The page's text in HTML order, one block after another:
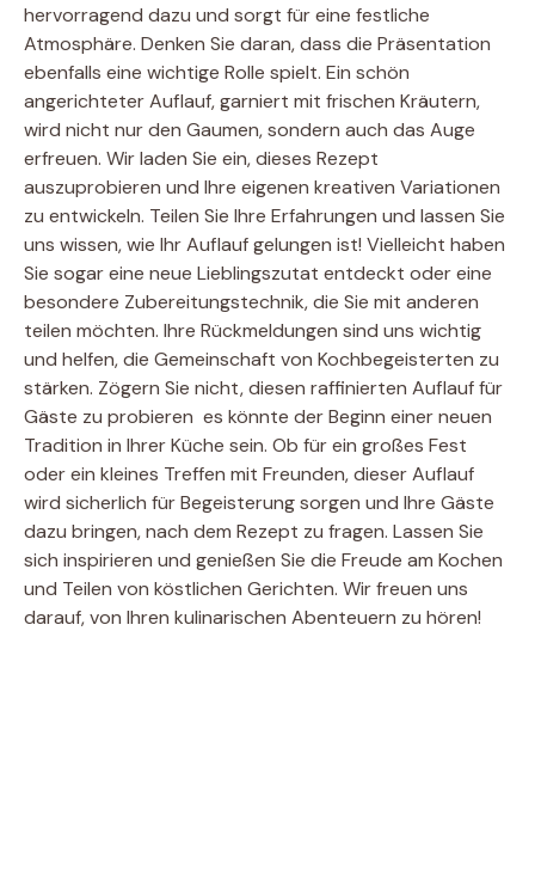
hervorragend dazu und sorgt für eine festliche
Atmosphäre. Denken Sie daran, dass die Präsentation
ebenfalls eine wichtige Rolle spielt. Ein schön
angerichteter Auflauf, garniert mit frischen Kräutern,
wird nicht nur den Gaumen, sondern auch das Auge
erfreuen. Wir laden Sie ein, dieses Rezept
auszuprobieren und Ihre eigenen kreativen Variationen
zu entwickeln. Teilen Sie Ihre Erfahrungen und lassen Sie
uns wissen, wie Ihr Auflauf gelungen ist! Vielleicht haben
Sie sogar eine neue Lieblingszutat entdeckt oder eine
besondere Zubereitungstechnik, die Sie mit anderen
teilen möchten. Ihre Rückmeldungen sind uns wichtig
und helfen, die Gemeinschaft von Kochbegeisterten zu
stärken. Zögern Sie nicht, diesen raffinierten Auflauf für
Gäste zu probieren  es könnte der Beginn einer neuen
Tradition in Ihrer Küche sein. Ob für ein großes Fest
oder ein kleines Treffen mit Freunden, dieser Auflauf
wird sicherlich für Begeisterung sorgen und Ihre Gäste
dazu bringen, nach dem Rezept zu fragen. Lassen Sie
sich inspirieren und genießen Sie die Freude am Kochen
und Teilen von köstlichen Gerichten. Wir freuen uns
darauf, von Ihren kulinarischen Abenteuern zu hören!